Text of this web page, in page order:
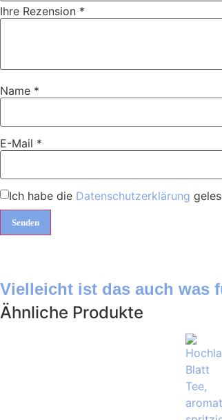
Ihre Rezension *
Name *
E-Mail *
Ich habe die Datenschutzerklärung
Vielleicht ist das auch was
Ähnliche Produkte